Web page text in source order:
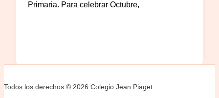
Primaria. Para celebrar Octubre,
Todos los derechos © 2026 Colegio Jean Piaget